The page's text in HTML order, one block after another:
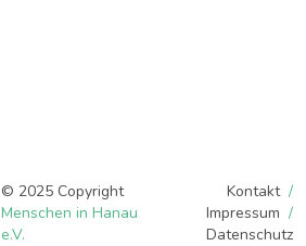
Kontakt
Impressum
Datenschutz
© 2025 Copyright
Menschen in Hanau
e.V.